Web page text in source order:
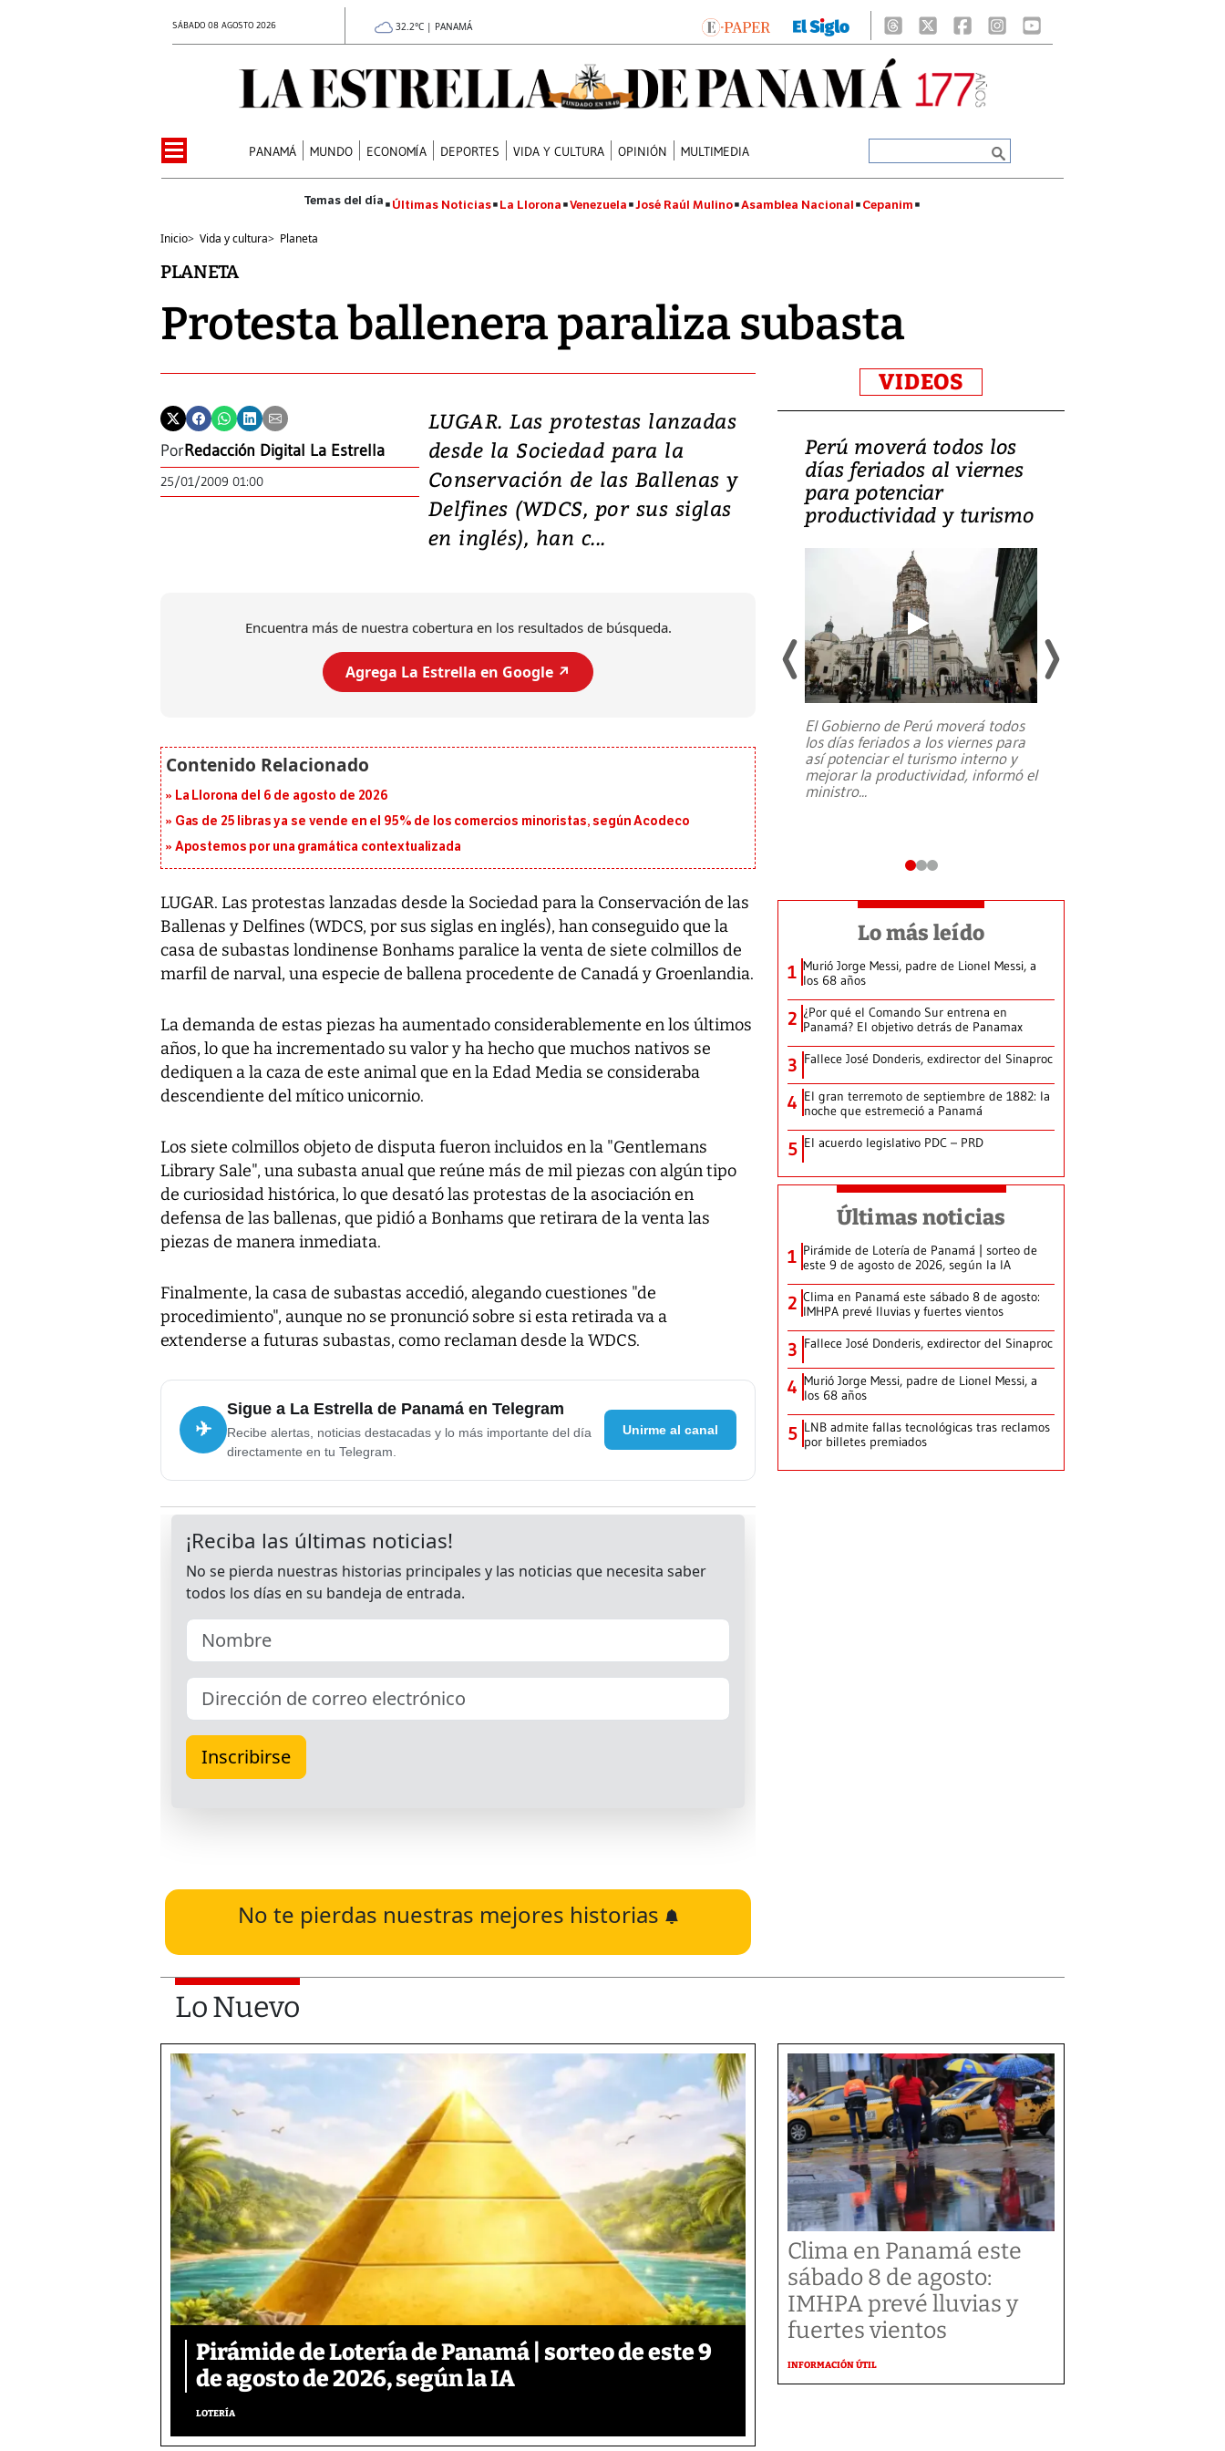
SÁBADO 08 AGOSTO 2026 32.2°C | PANAMÁ
PANAMÁ MUNDO ECONOMÍA DEPORTES VIDA Y CULTURA OPINIÓN MULTIMEDIA
Últimas Noticias La Llorona Venezuela José Raúl Mulino Asamblea Nacional Cepanim
Inicio> Vida y cultura> Planeta
PLANETA
Protesta ballenera paraliza subasta
PorRedacción Digital La Estrella
25/01/2009 01:00
LUGAR. Las protestas lanzadas
desde la Sociedad para la
Conservación de las Ballenas y
Delfines (WDCS, por sus siglas
en inglés), han c...
Encuentra más de nuestra cobertura en los resultados de búsqueda.
Agrega La Estrella en Google ↗️
La Llorona del 6 de agosto de 2026
Gas de 25 libras ya se vende en el 95% de los comercios minoristas, según Acodeco
Apostemos por una gramática contextualizada
LUGAR. Las protestas lanzadas desde la Sociedad para la Conservación de las
Ballenas y Delfines (WDCS, por sus siglas en inglés), han conseguido que la
casa de subastas londinense Bonhams paralice la venta de siete colmillos de
marfil de narval, una especie de ballena procedente de Canadá y Groenlandia.
La demanda de estas piezas ha aumentado considerablemente en los últimos
años, lo que ha incrementado su valor y ha hecho que muchos nativos se
dediquen a la caza de este animal que en la Edad Media se consideraba
descendiente del mítico unicornio.
Los siete colmillos objeto de disputa fueron incluidos en la "Gentlemans
Library Sale", una subasta anual que reúne más de mil piezas con algún tipo
de curiosidad histórica, lo que desató las protestas de la asociación en
defensa de las ballenas, que pidió a Bonhams que retirara de la venta las
piezas de manera inmediata.
Finalmente, la casa de subastas accedió, alegando cuestiones "de
procedimiento", aunque no se pronunció sobre si esta retirada va a
extenderse a futuras subastas, como reclaman desde la WDCS.
✈
Sigue a La Estrella de Panamá en Telegram
Recibe alertas, noticias destacadas y lo más importante del día
directamente en tu Telegram.
Unirme al canal
No te pierdas nuestras mejores historias
VIDEOS
Video: Lula lanza su
candidatura con
promesas de inversión
en defensa, educación y
tierras raras
Entre recuerdos y escuetas
candidatura...
Perú moverá todos los
días feriados al viernes
para potenciar
productividad y turismo
El Gobierno de Perú moverá todos
los días feriados a los viernes para
así potenciar el turismo interno y
mejorar la productividad, informó el
ministro...
Lo más leído
1 Murió Jorge Messi, padre de Lionel Messi, a
los 68 años
2 ¿Por qué el Comando Sur entrena en
Panamá? El objetivo detrás de Panamax
3 Fallece José Donderis, exdirector del Sinaproc
4 El gran terremoto de septiembre de 1882: la
noche que estremeció a Panamá
5 El acuerdo legislativo PDC – PRD
Últimas noticias
1 Pirámide de Lotería de Panamá | sorteo de
este 9 de agosto de 2026, según la IA
2 Clima en Panamá este sábado 8 de agosto:
IMHPA prevé lluvias y fuertes vientos
3 Fallece José Donderis, exdirector del Sinaproc
4 Murió Jorge Messi, padre de Lionel Messi, a
los 68 años
5 LNB admite fallas tecnológicas tras reclamos
por billetes premiados
Lo Nuevo
Pirámide de Lotería de Panamá | sorteo de este 9
de agosto de 2026, según la IA
LOTERÍA
Clima en Panamá este
sábado 8 de agosto:
IMHPA prevé lluvias y
fuertes vientos
INFORMACIÓN ÚTIL